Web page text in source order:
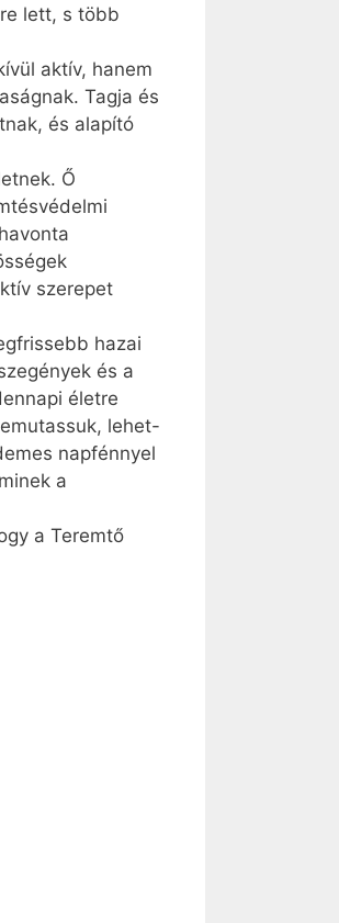
lett, s több
aktív, hanem
Tagja és
és alapító
Ő
szerepet
hazai
és a
életre
lehet-
napfénnyel
a
a Teremtő